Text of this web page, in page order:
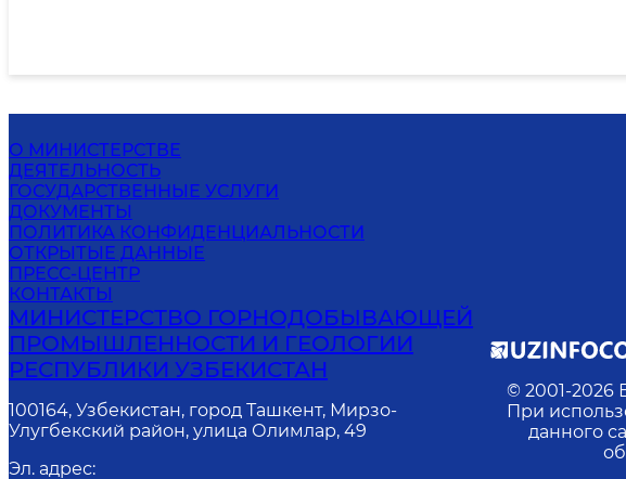
О МИНИСТЕРСТВЕ
ДЕЯТЕЛЬНОСТЬ
ГОСУДАРСТВЕННЫЕ УСЛУГИ
ДОКУМЕНТЫ
ПОЛИТИКА КОНФИДЕНЦИАЛЬНОСТИ
ОТКРЫТЫЕ ДАННЫЕ
ПРЕСС-ЦЕНТР
КОНТАКТЫ
МИНИСТЕРСТВО ГОРНОДОБЫВАЮЩЕЙ
ПРОМЫШЛЕННОСТИ И ГЕОЛОГИИ
РЕСПУБЛИКИ УЗБЕКИСТАН
100164, Узбекистан, город Ташкент, Мирзо-
Улугбекский район, улица Олимлар, 49
Эл. адрес:
© 2001-2026
При
данного